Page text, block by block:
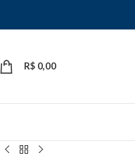
R$ 0,00